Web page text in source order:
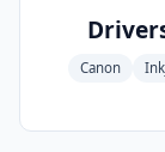
Canon